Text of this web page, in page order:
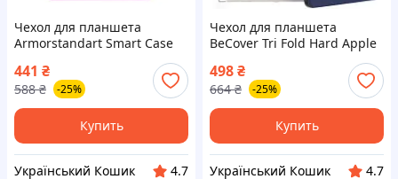
Чехол для планшета
Armorstandart Smart Case
(ARM78145)
441 ₴
588 ₴ -25%
Купить
Український Кошик
4.7
Чехол для планшета
BeCover Tri Fold Hard Apple
iPad Air (4/5) 2020/2022 10.9"
Deep Blue (711128)
498₴
664 ₴ -25%
Купить
Український Кошик
4.7